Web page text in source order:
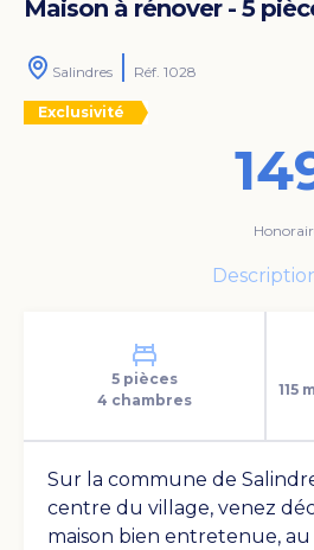
Maison à rénover - 5
Salindres Réf. 1028
Exclusivité
5 pièces
4 chambres
115
Sur la commune de
centre du village, venez
maison bien entretenue,
Voir les